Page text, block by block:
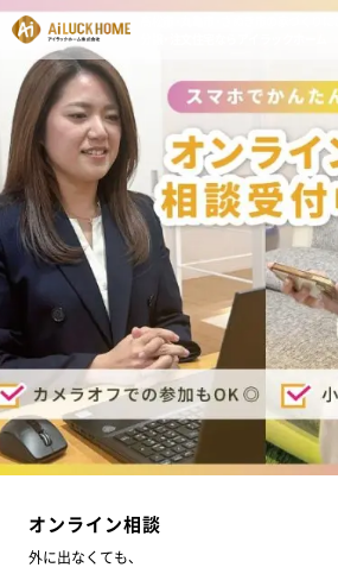
オンライン相談
外に出なくても、